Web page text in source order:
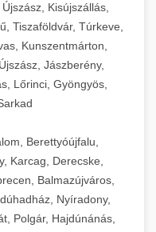
Kisújszállás,
Tiszaföldvár, Túrkeve,
Kunszentmárton,
Jászberény,
Lőrinci, Gyöngyös,
Berettyóújfalu,
Karcag, Derecske,
Balmazújváros,
Nyíradony,
Polgár, Hajdúnánás,